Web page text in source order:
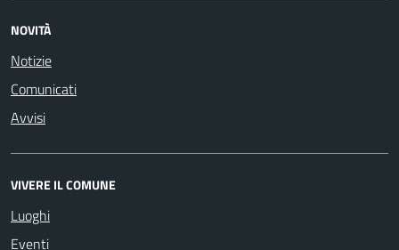
NOVITÀ
Notizie
Comunicati
Avvisi
VIVERE IL COMUNE
Luoghi
Eventi